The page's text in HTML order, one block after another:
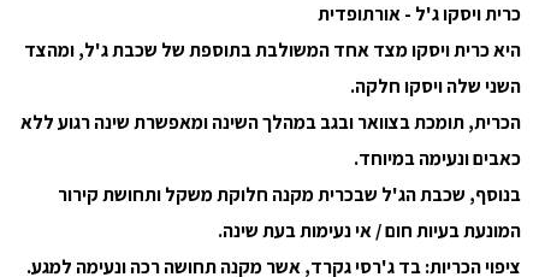
כרית ויסקו ג'ל - אורתופדית
היא כרית ויסקו מצד אחד המשולבת בתוספת של שכבת ג'ל, ומהצד
השני שלה ויסקו חלקה.
הכרית, תומכת בצוואר ובגב במהלך השינה ומאפשרת שינה רגוע ללא
כאבים ונעימה במיוחד.
בנוסף, שכבת הג'ל שבכרית מקנה חלוקת משקל ותחושת קירור
המונעת בעיות חום / אי נעימות בעת שינה.
ציפוי הכריות: בד ג'רסי גקרד, אשר מקנה תחושה רכה ונעימה למגע.